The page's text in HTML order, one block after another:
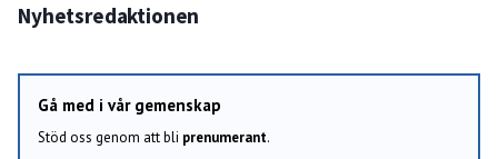
Nyhetsredaktionen
Gå med i vår gemenskap
Stöd oss genom att bli prenumerant.